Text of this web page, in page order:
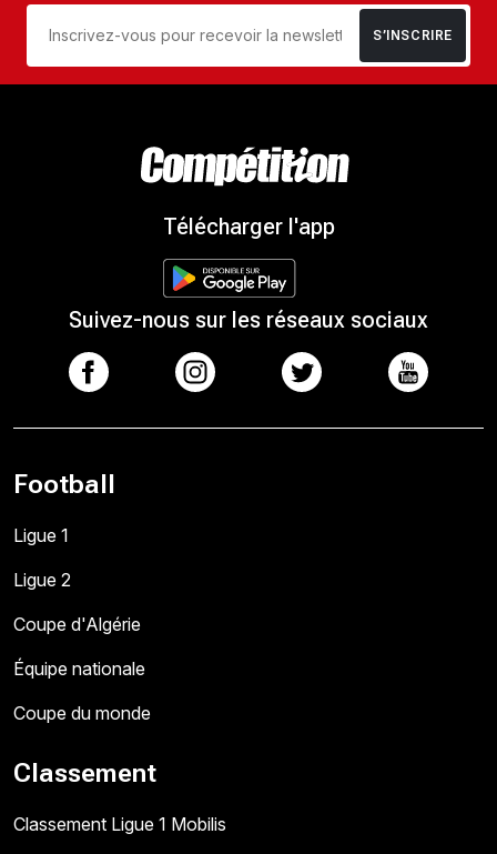
S’INSCRIRE
Télécharger l'app
Suivez-nous sur les réseaux sociaux
Football
Ligue 1
Ligue 2
Coupe d'Algérie
Équipe nationale
Coupe du monde
Classement
Classement Ligue 1 Mobilis